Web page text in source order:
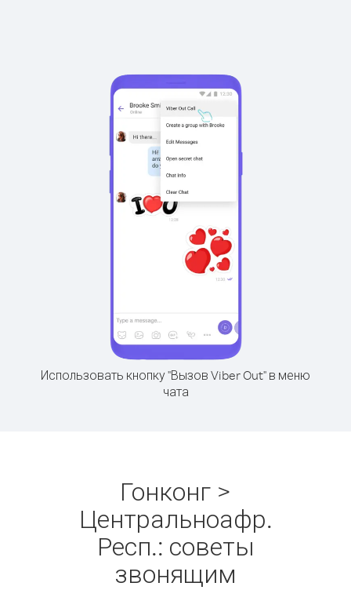
Использовать кнопку "Вызов Viber Out" в меню
чата
Гонконг >
Центральноафр.
Респ.: советы
звонящим